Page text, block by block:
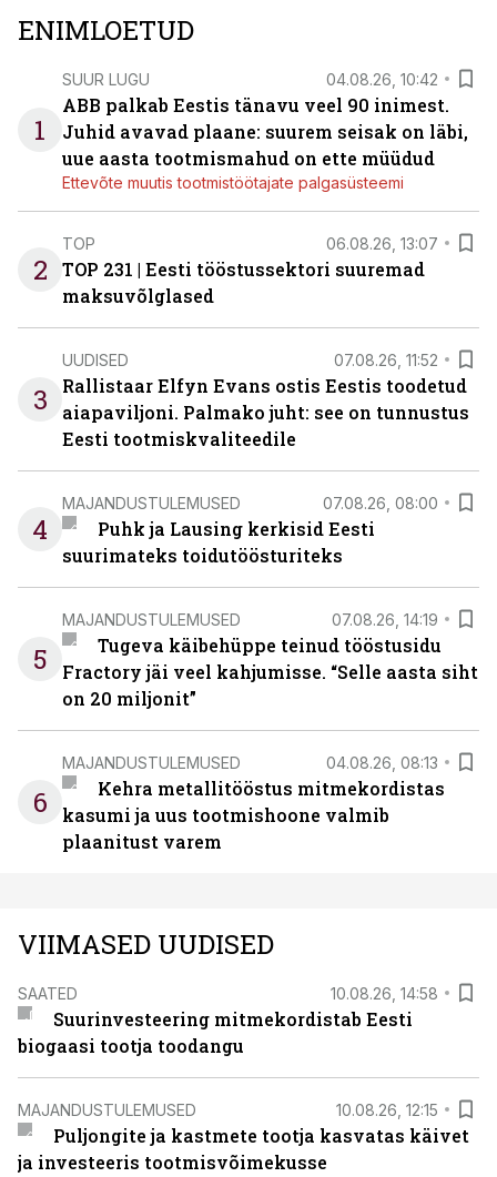
ENIMLOETUD
1
SUUR LUGU 04.08.26, 10:42
ABB palkab Eestis tänavu veel 90 inimest.
Juhid avavad plaane: suurem seisak on läbi,
uue aasta tootmismahud on ette müüdud
Ettevõte muutis tootmistöötajate palgasüsteemi
2
TOP 06.08.26, 13:07
TOP 231 | Eesti tööstussektori suuremad
maksuvõlglased
3
UUDISED 07.08.26, 11:52
Rallistaar Elfyn Evans ostis Eestis toodetud
aiapaviljoni. Palmako juht: see on tunnustus
Eesti tootmiskvaliteedile
4
MAJANDUSTULEMUSED 07.08.26, 08:00
Puhk ja Lausing kerkisid Eesti
suurimateks toidutöösturiteks
5
MAJANDUSTULEMUSED 07.08.26, 14:19
Tugeva käibehüppe teinud tööstusidu
Fractory jäi veel kahjumisse. “Selle aasta siht
on 20 miljonit”
6
MAJANDUSTULEMUSED 04.08.26, 08:13
Kehra metallitööstus mitmekordistas
kasumi ja uus tootmishoone valmib
plaanitust varem
VIIMASED UUDISED
SAATED 10.08.26, 14:58
Suurinvesteering mitmekordistab Eesti
biogaasi tootja toodangu
MAJANDUSTULEMUSED 10.08.26, 12:15
Puljongite ja kastmete tootja kasvatas käivet
ja investeeris tootmisvõimekusse